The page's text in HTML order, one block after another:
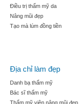
Điều trị thẩm mỹ da
Nâng mũi đẹp
Tạo mà lúm đồng tiền
Địa chỉ làm đẹp
Danh bạ thẩm mỹ
Bác sĩ thẩm mỹ
Thẩm mỹ viện nâng mũi đẹp